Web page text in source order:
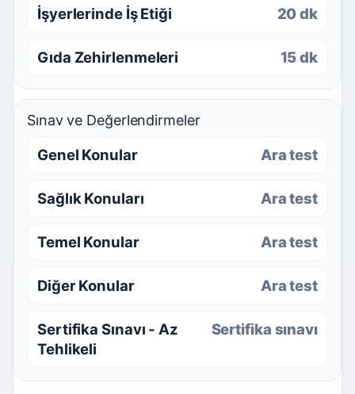
İşyerlerinde İş Etiği 20 dk
Gıda Zehirlenmeleri 15 dk
Sınav ve Değerlendirmeler
Genel Konular Ara test
Sağlık Konuları Ara test
Temel Konular Ara test
Diğer Konular Ara test
Sertifika Sınavı - Az
Tehlikeli
Sertifika sınavı